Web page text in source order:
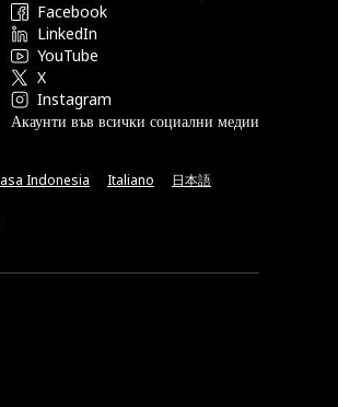
Facebook
LinkedIn
YouTube
X
Instagram
Акаунти във всички социални медии
Indonesia Italiano 日本語